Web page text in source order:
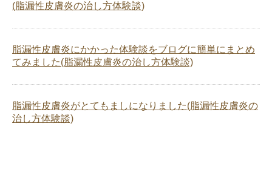
(脂漏性皮膚炎の治し方体験談)
脂漏性皮膚炎にかかった体験談をブログに簡単にまとめ
てみました(脂漏性皮膚炎の治し方体験談)
脂漏性皮膚炎がとてもましになりました(脂漏性皮膚炎の
治し方体験談)